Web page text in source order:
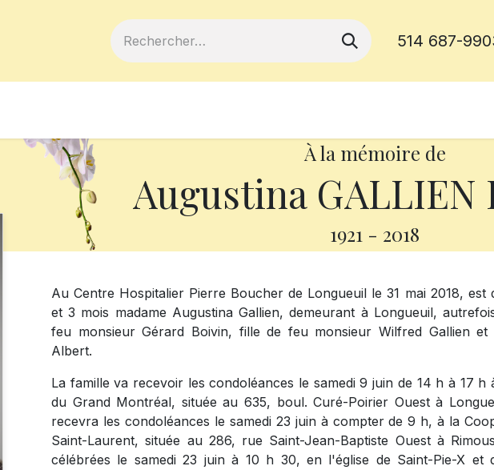
514 687-
À la mémoire de
Augustina GALLIEN
1921 - 2018
Au Centre Hospitalier Pierre Boucher de Longueuil le 31 mai 2018, est
et 3 mois madame Augustina Gallien, demeurant à Longueuil,
feu monsieur Gérard Boivin, fille de feu monsieur Wilfred Gallien et
Albert.
La famille va recevoir les condoléances le samedi 9 juin de 14 h à 17 h
du Grand Montréal, située au 635, boul. Curé-Poirier Ouest à
recevra les condoléances le samedi 23 juin à compter de 9 h, à la
Saint-Laurent, située au 286, rue Saint-Jean-Baptiste Ouest à
célébrées le samedi 23 juin à 10 h 30, en l'église de Saint-Pie-X et